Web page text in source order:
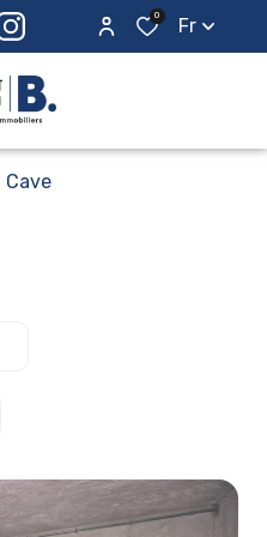
0 Fr
Cave